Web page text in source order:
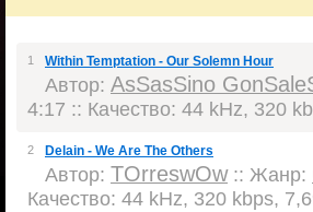
1 Within Temptation - Our Solemn Hour
Автор: AsSasSino
4:17 :: Качество: 44 kHz, 320
2 Delain - We Are The Others
Автор: TOrreswOw:: Жанр:
Качество: 44 kHz, 320 kbps,